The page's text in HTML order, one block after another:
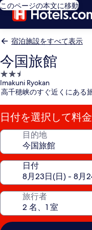
このページの本文に移動
宿泊施設をすべて表示
今国旅館
2.5
つ
星
宿
泊
施
Imakuni Ryokan
高千穂峡のすぐ近くにある
日付を選択して料
目的地
日付
旅行者